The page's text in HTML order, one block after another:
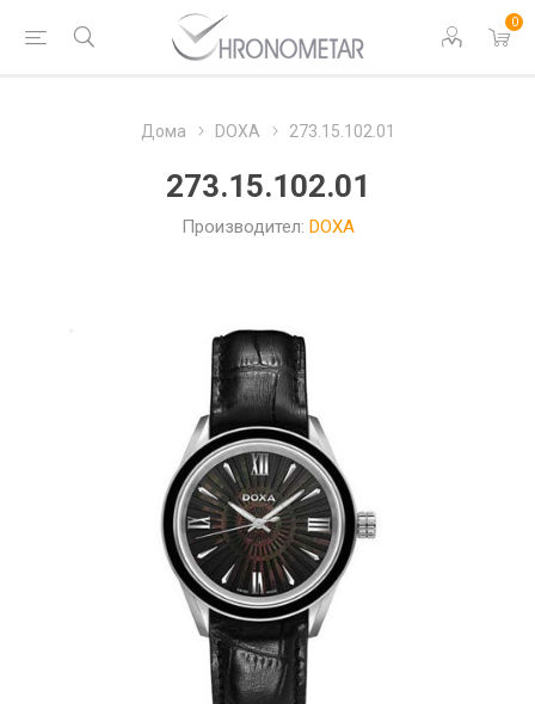
0
Дома DOXA 273.15.102.01
273.15.102.01
Производител: DOXA